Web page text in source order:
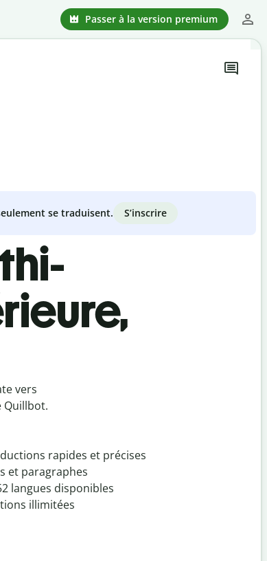
Passer à la version premium
se traduisent. S’inscrire
vers
Quillbot.
rapides et précises
et paragraphes
langues disponibles
illimitées